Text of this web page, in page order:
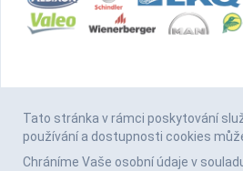
Tato stránka v rámci poskytování
používání a dostupnosti cookies
Chráníme Vaše osobní údaje v